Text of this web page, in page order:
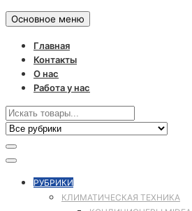
Основное меню
Главная
Контакты
О нас
Работа у нас
РУБРИКИ
КЛИМАТИЧЕСКАЯ ТЕХНИКА